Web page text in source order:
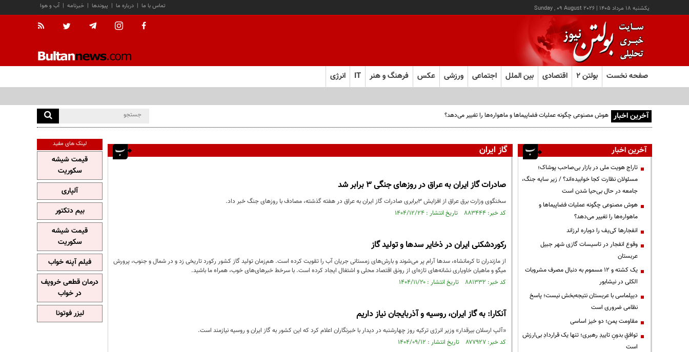
يکشنبه ۱۸ مرداد ۱۴۰۵ |
Sunday , 09 August 2026 آب و هوا | خبرنامه | پیوندها | درباره ما | تماس با ما
صفحه نخست بولتن ۲ اقتصادی بین الملل اجتماعی ورزشی عکس فرهنگ و هنر IT انرژی
آخرین اخبار
گاز ایران
صادرات گاز ایران به عراق در روزهای جنگی 3 برابر شد
سخنگوی وزارت برق عراق از افزایش 3برابری صادرات گاز ایران به عراق در هفته گذشته، مصادف با روزهای جنگ خبر داد.
کد خبر: ۸۸۳۴۴۴ تاریخ انتشار : ۱۴۰۴/۱۲/۲۴
رکوردشکنی ایران در ذخایر سدها و تولید گاز
از مازندران تا کرمانشاه، سدها آرام پر می‌شوند و بارش‌های زمستانی جریان آب را تقویت کرده است. هم‌زمان تولید گاز کشور رکورد تاریخی زد و در شمال و جنوب، پرورش
میگو و ماهیان خاویاری نشانه‌های تازه‌ای از رونق اقتصاد محلی و اشتغال ایجاد کرده است. با سرخط خبرهای‌های خوب، همراه ما باشید.
کد خبر: ۸۸۱۳۳۲ تاریخ انتشار : ۱۴۰۴/۱۱/۲۰
آنکارا: به گاز ایران، روسیه و آذربایجان نیاز داریم
«آلپ ارسلان بیرقدار» وزیر انرژی ترکیه روز چهارشنبه در دیدار با خبرنگاران اعلام کرد که این کشور به گاز ایران و روسیه نیازمند است.
کد خبر: ۸۷۷۹۲۷ تاریخ انتشار : ۱۴۰۴/۰۹/۱۲
آخرین اخبار
تاراج هویت ملی در بازار بی‌صاحب پوشاک؛
مسئولان نظارت کجا خوابیده‌اند؟ / زیر سایه جنگ،
جامعه در حال بی‌حیا شدن است
هوش مصنوعی چگونه عملیات فضاپیماها و
ماهواره‌ها را تغییر می‌دهد؟
انفجارها کی‌یف را دوباره لرزاند
وقوع انفجار در تاسیسات گازی شهر جبیل
عربستان
یک کشته و ۱۲ مسموم به دنبال مصرف مشروبات
الکلی در نیشابور
دیپلماسی با عربستان نتیجه‌بخش نیست؛ پاسخ
نظامی ضروری است
مقاومت یمن؛ دو خیز اساسی
توافقِ بدونِ تاییدِ رهبری؛ تنها یک قراردادِ بی‌ارزش
است
لینک های مفید
قیمت شیشه
سکوریت
آلپاری
بیم دتکتور
قیمت شیشه
سکوریت
فیلم آپنه خواب
درمان قطعی خروپف
در خواب
لیزر فوتونا